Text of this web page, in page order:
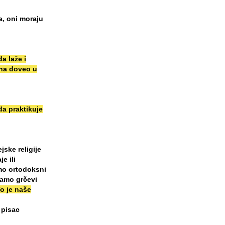
oni moraju
laže i
doveo u
praktikuje
religije
ili
ortodoksni
grčevi
je naše
pisac